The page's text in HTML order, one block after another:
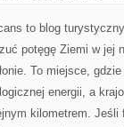
to blog
potęgę Ziemi w jej
To miejsce,
energii, a
kilometrem.